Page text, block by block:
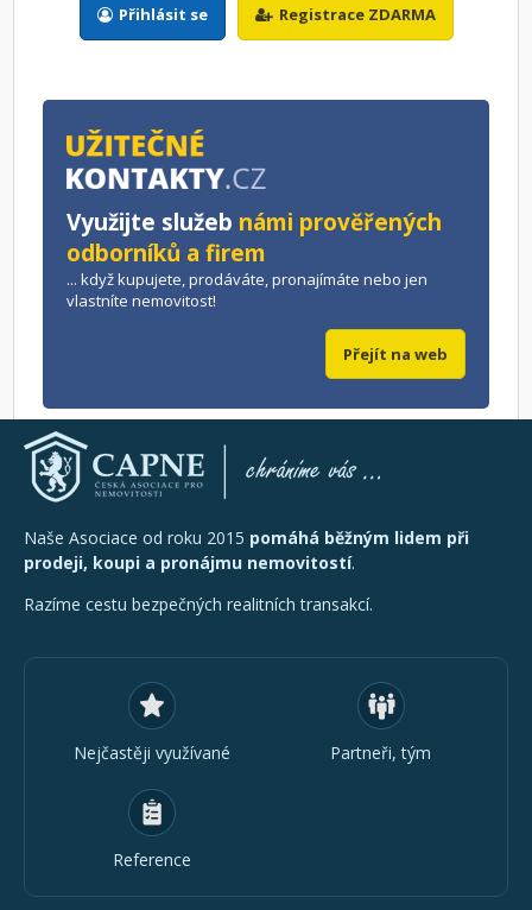
Přihlásit se Registrace ZDARMA
Využijte služeb námi prověřených
odborníků a firem
... když kupujete, prodáváte, pronajímáte nebo jen
vlastníte nemovitost!
Přejít na web
Naše Asociace od roku 2015 pomáhá běžným lidem při
prodeji, koupi a pronájmu nemovitostí.
Razíme cestu bezpečných realitních transakcí.
Nejčastěji využívané Partneři, tým
Reference